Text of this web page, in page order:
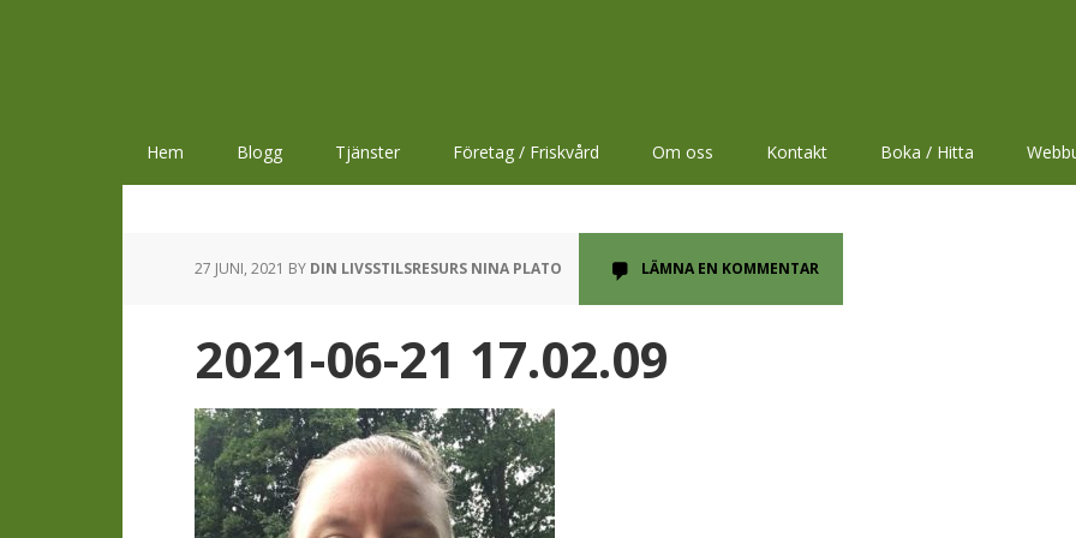
Hem Blogg Tjänster Företag / Friskvård Om oss Kontakt Boka / Hitta
27 JUNI, 2021 BY DIN LIVSSTILSRESURS NINA PLATO LÄMNA EN KOMMENTAR
2021-06-21 17.02.09